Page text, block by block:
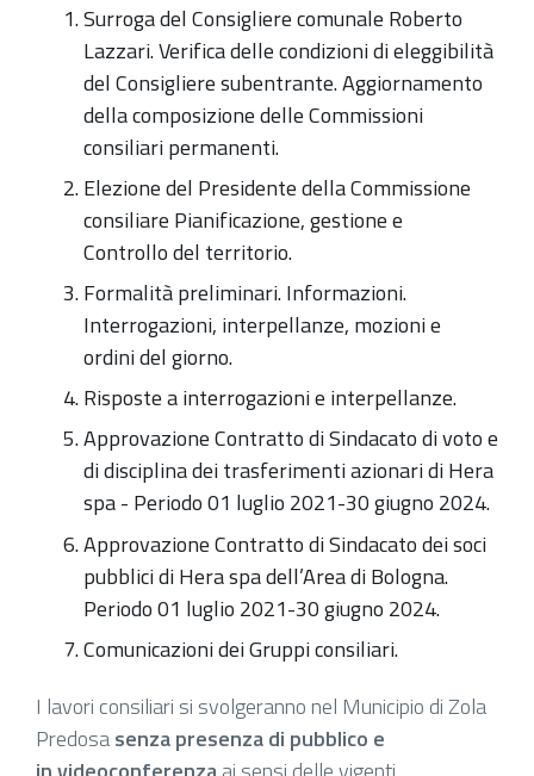
Surroga del Consigliere comunale Roberto
Lazzari. Verifica delle condizioni di eleggibilità
del Consigliere subentrante. Aggiornamento
della composizione delle Commissioni
consiliari permanenti.
Elezione del Presidente della Commissione
consiliare Pianificazione, gestione e
Controllo del territorio.
Formalità preliminari. Informazioni.
Interrogazioni, interpellanze, mozioni e
ordini del giorno.
Risposte a interrogazioni e interpellanze.
Approvazione Contratto di Sindacato di voto e
di disciplina dei trasferimenti azionari di Hera
spa - Periodo 01 luglio 2021-30 giugno 2024.
Approvazione Contratto di Sindacato dei soci
pubblici di Hera spa dell’Area di Bologna.
Periodo 01 luglio 2021-30 giugno 2024.
Comunicazioni dei Gruppi consiliari.
I lavori consiliari si svolgeranno nel Municipio di Zola
Predosasenza presenza di pubblico e